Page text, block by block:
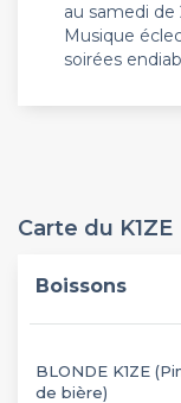
au samedi de
Musique
soirées
Carte du K1ZE
Boissons
BLONDE K1ZE
de bière)